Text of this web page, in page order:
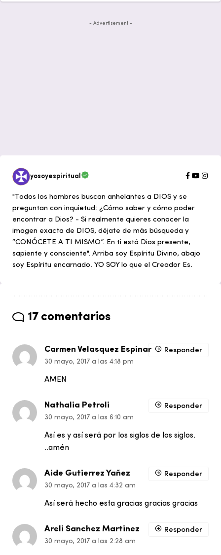
- Advertisement -
yosoyespiritual
"Todos los hombres buscan anhelantes a DIOS y se
preguntan con inquietud: ¿Cómo saber y cómo poder
encontrar a Dios? - Si realmente quieres conocer la
imagen exacta de DIOS, déjate de más búsqueda y
“CONÓCETE A TI MISMO”. En ti está Dios presente,
sapiente y consciente". Arriba soy Espíritu Divino, abajo
soy Espíritu encarnado. YO SOY lo que el Creador Es.
17 comentarios
Carmen Velasquez Espinar
30 mayo, 2017 a las 4:18 pm
AMEN
Responder
Nathalia Petroli
30 mayo, 2017 a las 6:10 am
Así es y así será por los siglos de los siglos.
..amén
Responder
Aide Gutierrez Yañez
30 mayo, 2017 a las 4:32 am
Así será hecho esta gracias gracias gracias
Responder
Areli Sanchez Martinez
30 mayo, 2017 a las 2:28 am
Responder